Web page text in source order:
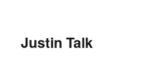
Justin Talk